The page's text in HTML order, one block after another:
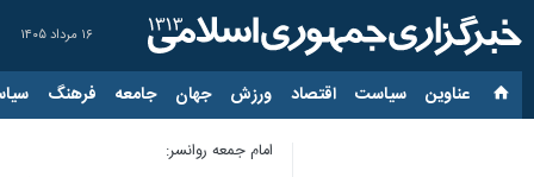
۱۶ مرداد ۱۴۰۵
عناوین‌ سیاست اقتصاد ورزش جهان جامعه فرهنگ
امام جمعه روانسر: